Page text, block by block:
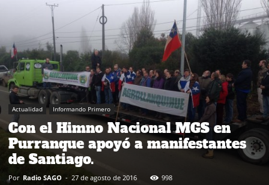
Actualidad Informando Primero
Con el Himno Nacional MGS en
Purranque apoyó a manifestantes
de Santiago.
Por Radio SAGO - 27 de agosto de 2016 998